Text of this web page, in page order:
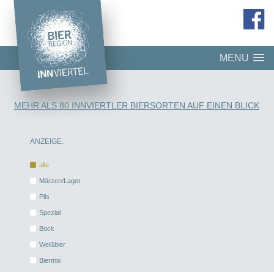
MENU
MEHR ALS 80 INNVIERTLER BIERSORTEN AUF EINEN BLICK
ANZEIGE:
alle
Märzen/Lager
Pils
Spezial
Bock
Weißbier
Biermix